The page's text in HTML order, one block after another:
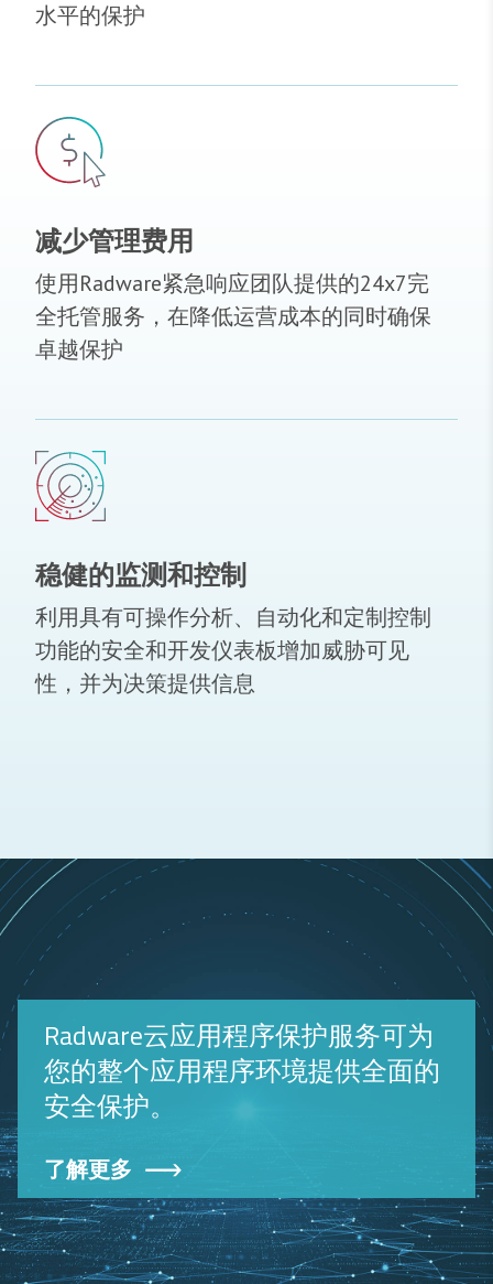
水平的保护
减少管理费用
使用Radware紧急响应团队提供的24x7完
全托管服务，在降低运营成本的同时确保
卓越保护
稳健的监测和控制
利用具有可操作分析、自动化和定制控制
功能的安全和开发仪表板增加威胁可见
性，并为决策提供信息
Radware云应用程序保护服务可为
您的整个应用程序环境提供全面的
安全保护。
了解更多